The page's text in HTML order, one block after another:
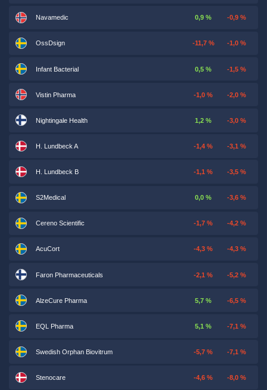
Navamedic 0,9 % -0,9 %
OssDsign -11,7 % -1,0 %
Infant Bacterial 0,5 % -1,5 %
Vistin Pharma -1,0 % -2,0 %
Nightingale Health 1,2 % -3,0 %
H. Lundbeck A -1,4 % -3,1 %
H. Lundbeck B -1,1 % -3,5 %
S2Medical 0,0 % -3,6 %
Cereno Scientific -1,7 % -4,2 %
AcuCort -4,3 % -4,3 %
Faron Pharmaceuticals -2,1 % -5,2 %
AlzeCure Pharma 5,7 % -6,5 %
EQL Pharma 5,1 % -7,1 %
Swedish Orphan Biovitrum -5,7 % -7,1 %
Stenocare -4,6 % -8,0 %